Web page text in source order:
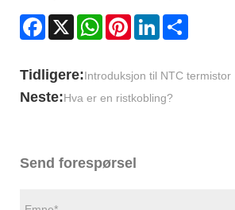
Facebook
X WhatsAppPinterestLinkedIn
Tidligere:Introduksjon til NTC termistor
Neste:Hva er en ristkobling?
Send forespørsel